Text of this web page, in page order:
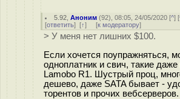
5.92 ,Аноним (92), 08:05, 24/05/2020 [^] [
[ответить] [↑] [к модератору]
> У меня нет лишних $100.
Если хочется поупражняться,
одноплатник и свич, такие даже
Lamobo R1. Шустрый проц,
дешево, даже SATA бывает -
торентов и прочих вебсерверов.